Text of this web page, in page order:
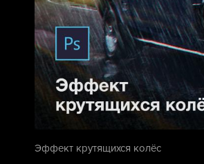
Эффект крутящихся колёс